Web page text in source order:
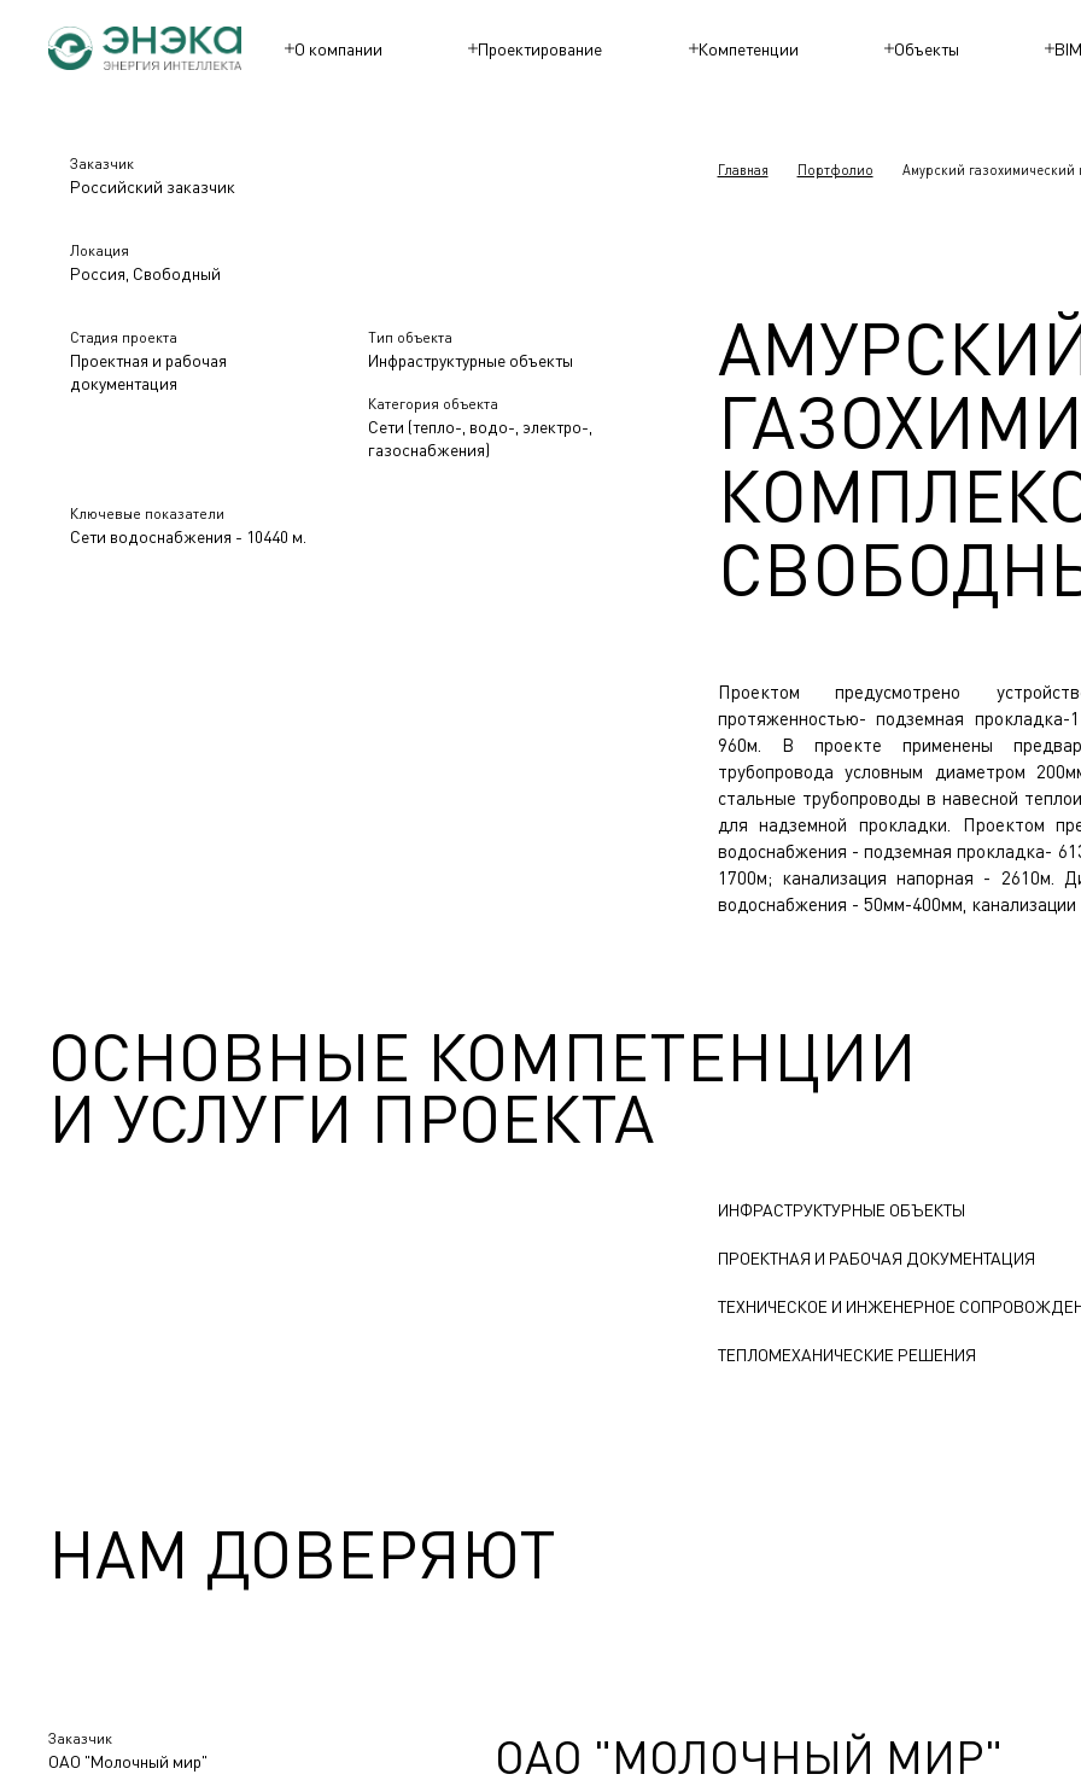
О компании Проектирование Компетенции Объекты
Заказчик
Российский заказчик
Локация
Россия, Свободный
Стадия проекта
Проектная и рабочая
документация
Тип объекта
Инфраструктурные объекты
Категория объекта
Сети (тепло-, водо-, электро-,
газоснабжения)
Ключевые показатели
Сети водоснабжения - 10440 м.
Главная Портфолио Амурский
Проектом предусмотрено
протяженностью- подземная прокладка-
960м. В проекте применены
трубопровода условным диаметром
стальные трубопроводы в навесной
для надземной прокладки. Проектом
водоснабжения - подземная прокладка-
1700м; канализация напорная - 2610м.
водоснабжения - 50мм-400мм,
ОСНОВНЫЕ КОМПЕТЕНЦИИ
И УСЛУГИ ПРОЕКТА
ИНФРАСТРУКТУРНЫЕ ОБЪЕКТЫ
ПРОЕКТНАЯ И РАБОЧАЯ ДОКУМЕНТАЦИЯ
ТЕХНИЧЕСКОЕ И ИНЖЕНЕРНОЕ
ТЕПЛОМЕХАНИЧЕСКИЕ РЕШЕНИЯ
НАМ ДОВЕРЯЮТ
Заказчик
ОАО "Молочный мир" ОАО "МОЛОЧНЫЙ МИР"